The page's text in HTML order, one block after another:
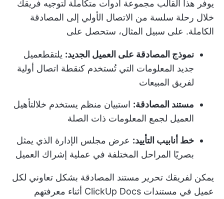
يوفر هذا القالب مجموعة أدوات متكاملة لتوجيه فريقك
خلال رحلة سلسة من الاتصال الأولي إلى المصادقة
الكاملة. على سبيل المثال، ستحصل على
نموذج المصادقة على العميل الجديد: يلتقطعميل
جديد المعلومات التي تُستخدم كنقطة اتصال أولية
لفريق المبيعات
مستند المصادقة: استبيان منظم يستخدم خلالتأهيل
العميل لجمع المعلومات ذات الصلة
خط أنابيب التأييد: عرض مجلس الإدارة الذي يمثل
بصريًا المراحل المختلفة في عملية إشراك العميل
يمكن لفريقك تحرير مستند المصادقة بشكل تعاوني لكل
عميل في مستندات ClickUp Docs أثناء معرفتهم